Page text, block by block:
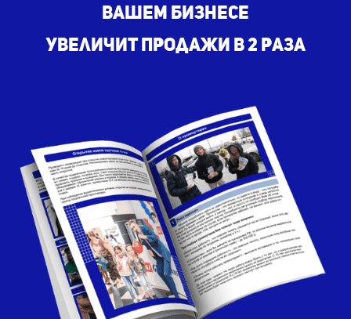
вашем бизнесе
увеличит продажи в 2 раза